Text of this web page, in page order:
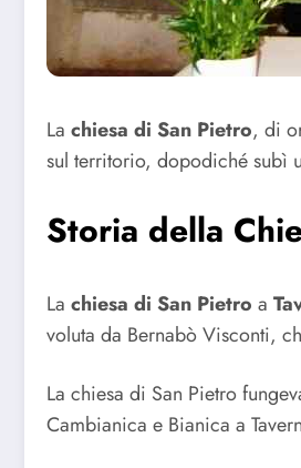
La chiesa di San Pietro, di
sul territorio, dopodiché subì
Storia della
La chiesa di San Pietro a
voluta da Bernabò Visconti,
La chiesa di San Pietro
Cambianica e Bianica a